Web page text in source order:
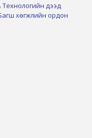
дээд
хөгжлийн ордон